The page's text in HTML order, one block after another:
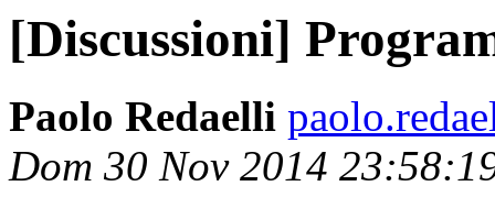
[Discussioni]
Paolo Redaelli
Dom 30 Nov 2014